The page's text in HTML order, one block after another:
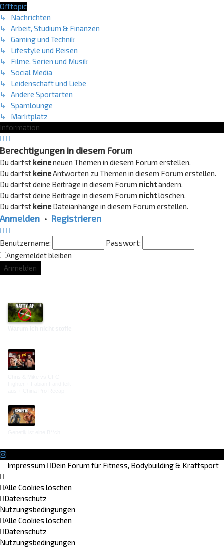
Offtopic
↳ Nachrichten
↳ Arbeit, Studium & Finanzen
↳ Gaming und Technik
↳ Lifestyle und Reisen
↳ Filme, Serien und Musik
↳ Social Media
↳ Leidenschaft und Liebe
↳ Andere Sportarten
↳ Spamlounge
↳ Marktplatz
Information
Berechtigungen in diesem Forum
Du darfst keineneuen Themen in diesem Forum erstellen.
Du darfst keineAntworten zu Themen in diesem Forum erstellen.
Du darfst deine Beiträge in diesem Forum nichtändern.
Du darfst deine Beiträge in diesem Forum nichtlöschen.
Du darfst keine Dateianhänge in diesem Forum erstellen.
Anmelden • Registrieren
Benutzername:
Passwort:
Angemeldet bleiben
Impressum Dein Forum für Fitness, Bodybuilding & Kraftsport
Alle Cookies löschen
Datenschutz
Nutzungsbedingungen
Alle Cookies löschen
Datenschutz
Nutzungsbedingungen